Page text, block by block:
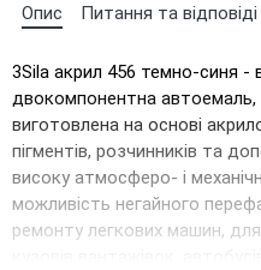
Опис Питання та
3Sila акрил 456 темно-синя -
двокомпонентна
виготовлена на основі
пігментів, розчинників та
високу атмосферо- і
можливість негайного
ремонту легкових машин,